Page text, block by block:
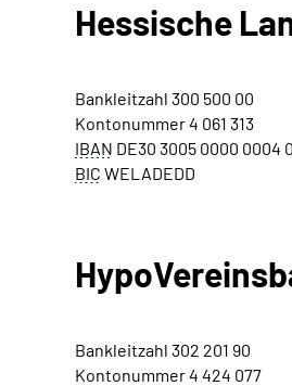
Hessische
Bankleitzahl 300 500 00
Kontonummer 4 061 313
IBAN DE30 3005 0000 0004
BIC WELADEDD
Bankleitzahl 302 201 90
Kontonummer 4 424 077